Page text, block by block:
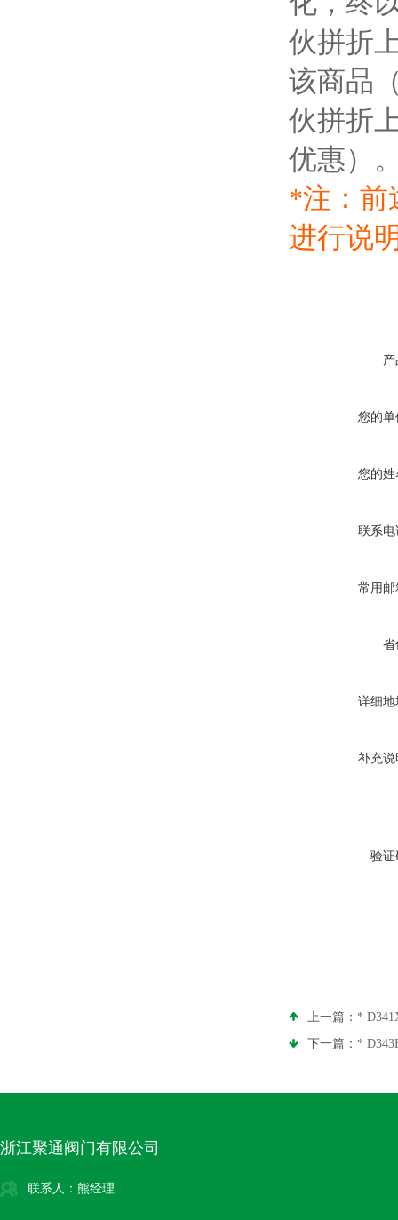
伙拼折
该商品
伙拼折
优惠）
*注：前
进行说
您的单
您的姓
联系电
常用邮
省
详细地
补充说
验证
上一篇： *
下一篇： *
浙江聚通阀门有限公司
联系人：熊经理